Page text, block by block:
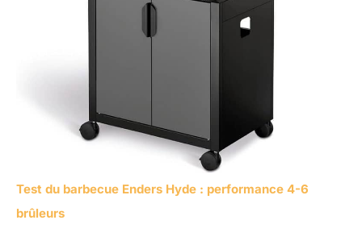
Test du barbecue Enders Hyde : performance 4-6
brûleurs